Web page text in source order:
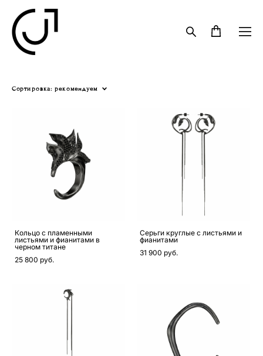
Сортировка: рекомендуем
Кольцо с пламенными
листьями и фианитами в
черном титане
25 800 pуб.
Серьги круглые с листьями и
фианитами
31 900 pуб.